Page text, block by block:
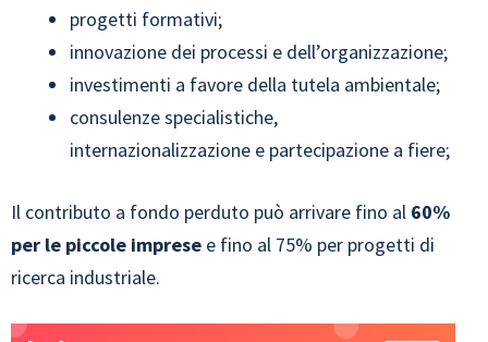
progetti formativi;
innovazione dei processi e dell’organizzazione;
investimenti a favore della tutela ambientale;
consulenze specialistiche,
internazionalizzazione e partecipazione a fiere​;
Il contributo a fondo perduto può arrivare fino al 60%
per le piccole imprese e fino al 75% per progetti di
ricerca industriale.